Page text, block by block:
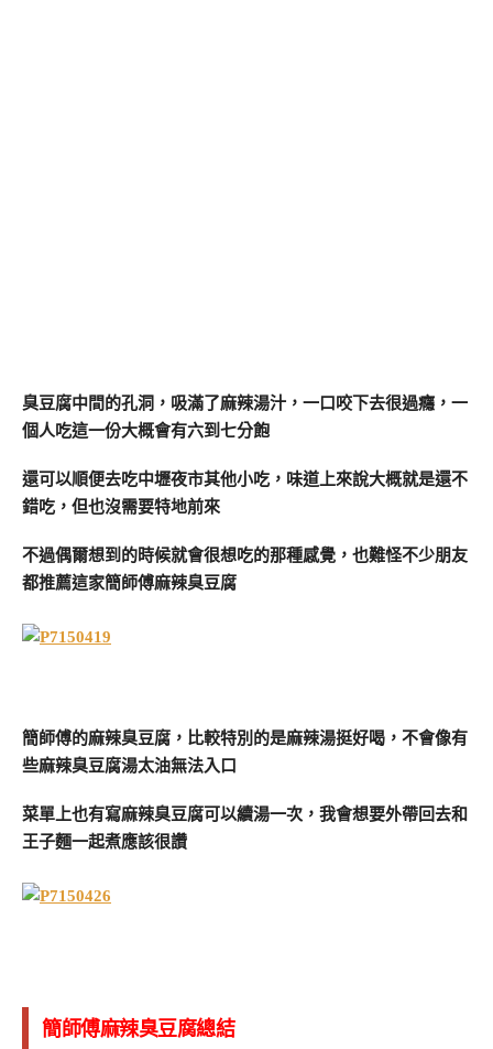
臭豆腐中間的孔洞，吸滿了麻辣湯汁，一口咬下去很過癮，一
個人吃這一份大概會有六到七分飽
還可以順便去吃中壢夜市其他小吃，味道上來說大概就是還不
錯吃，但也沒需要特地前來
不過偶爾想到的時候就會很想吃的那種感覺，也難怪不少朋友
都推薦這家簡師傅麻辣臭豆腐
簡師傅的麻辣臭豆腐，比較特別的是麻辣湯挺好喝，不會像有
些麻辣臭豆腐湯太油無法入口
菜單上也有寫麻辣臭豆腐可以續湯一次，我會想要外帶回去和
王子麵一起煮應該很讚
簡師傅麻辣臭豆腐總結